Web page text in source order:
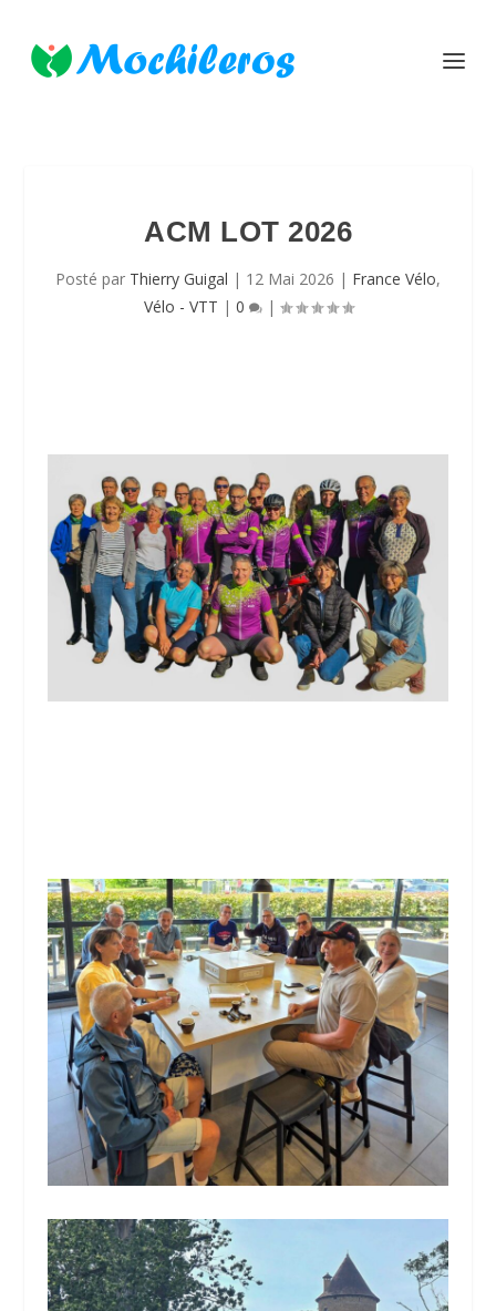
ACM LOT 2026
Posté par Thierry Guigal | 12 Mai 2026 | France Vélo,
Vélo - VTT | 0 |